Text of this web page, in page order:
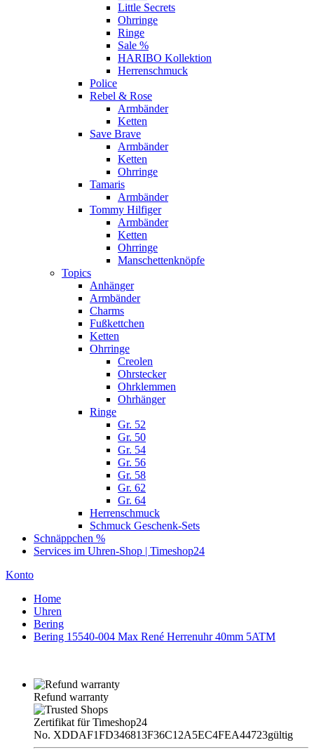
Little Secrets
Ohrringe
Ringe
Sale %
HARIBO Kollektion
Herrenschmuck
Police
Rebel & Rose
Armbänder
Ketten
Save Brave
Armbänder
Ketten
Ohrringe
Tamaris
Armbänder
Tommy Hilfiger
Armbänder
Ketten
Ohrringe
Manschettenknöpfe
Topics
Anhänger
Armbänder
Charms
Fußkettchen
Ketten
Ohrringe
Creolen
Ohrstecker
Ohrklemmen
Ohrhänger
Ringe
Gr. 52
Gr. 50
Gr. 54
Gr. 56
Gr. 58
Gr. 62
Gr. 64
Herrenschmuck
Schmuck Geschenk-Sets
Schnäppchen %
Services im Uhren-Shop | Timeshop24
Konto
Home
Uhren
Bering
Bering 15540-004 Max René Herrenuhr 40mm 5ATM
Refund warranty
Zertifikat für Timeshop24
No. XDDAF1FD346813F36C12A5EC4FEA44723gültig